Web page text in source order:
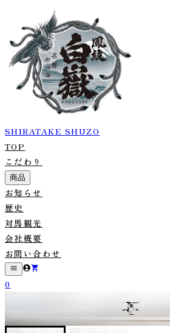
SHIRATAKE SHUZO
TOP
こだわり
商品
お知らせ
歴史
対馬観光
会社概要
お問い合わせ
0